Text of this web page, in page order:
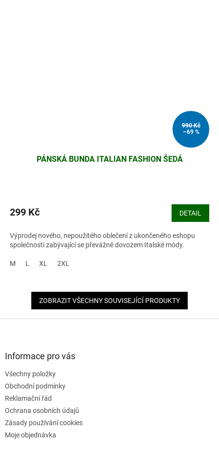
990 Kč
–69 %
PÁNSKÁ BUNDA ITALIAN FASHION ŠEDÁ
299 Kč DETAIL
Výprodej nového, nepoužitého oblečení z ukončeného eshopu
společnosti zabývající se převážně dovozem Italské módy.
M L XL 2XL
ZOBRAZIT VŠECHNY SOUVISEJÍCÍ PRODUKTY
Informace pro vás
Všechny položky
Obchodní podmínky
Reklamační řád
Ochrana osobních údajů
Zásady používání cookies
Moje objednávka